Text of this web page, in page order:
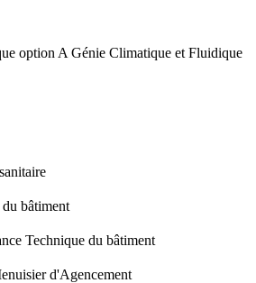
option A Génie Climatique et Fluidique
bâtiment
Technique du bâtiment
d'Agencement